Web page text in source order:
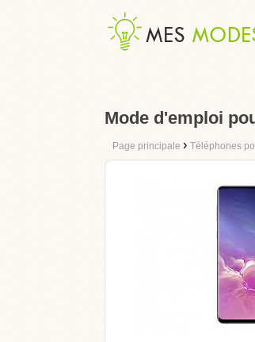
Mode d'emploi
Page principale › Téléphones